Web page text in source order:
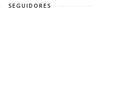
SEGUIDORES